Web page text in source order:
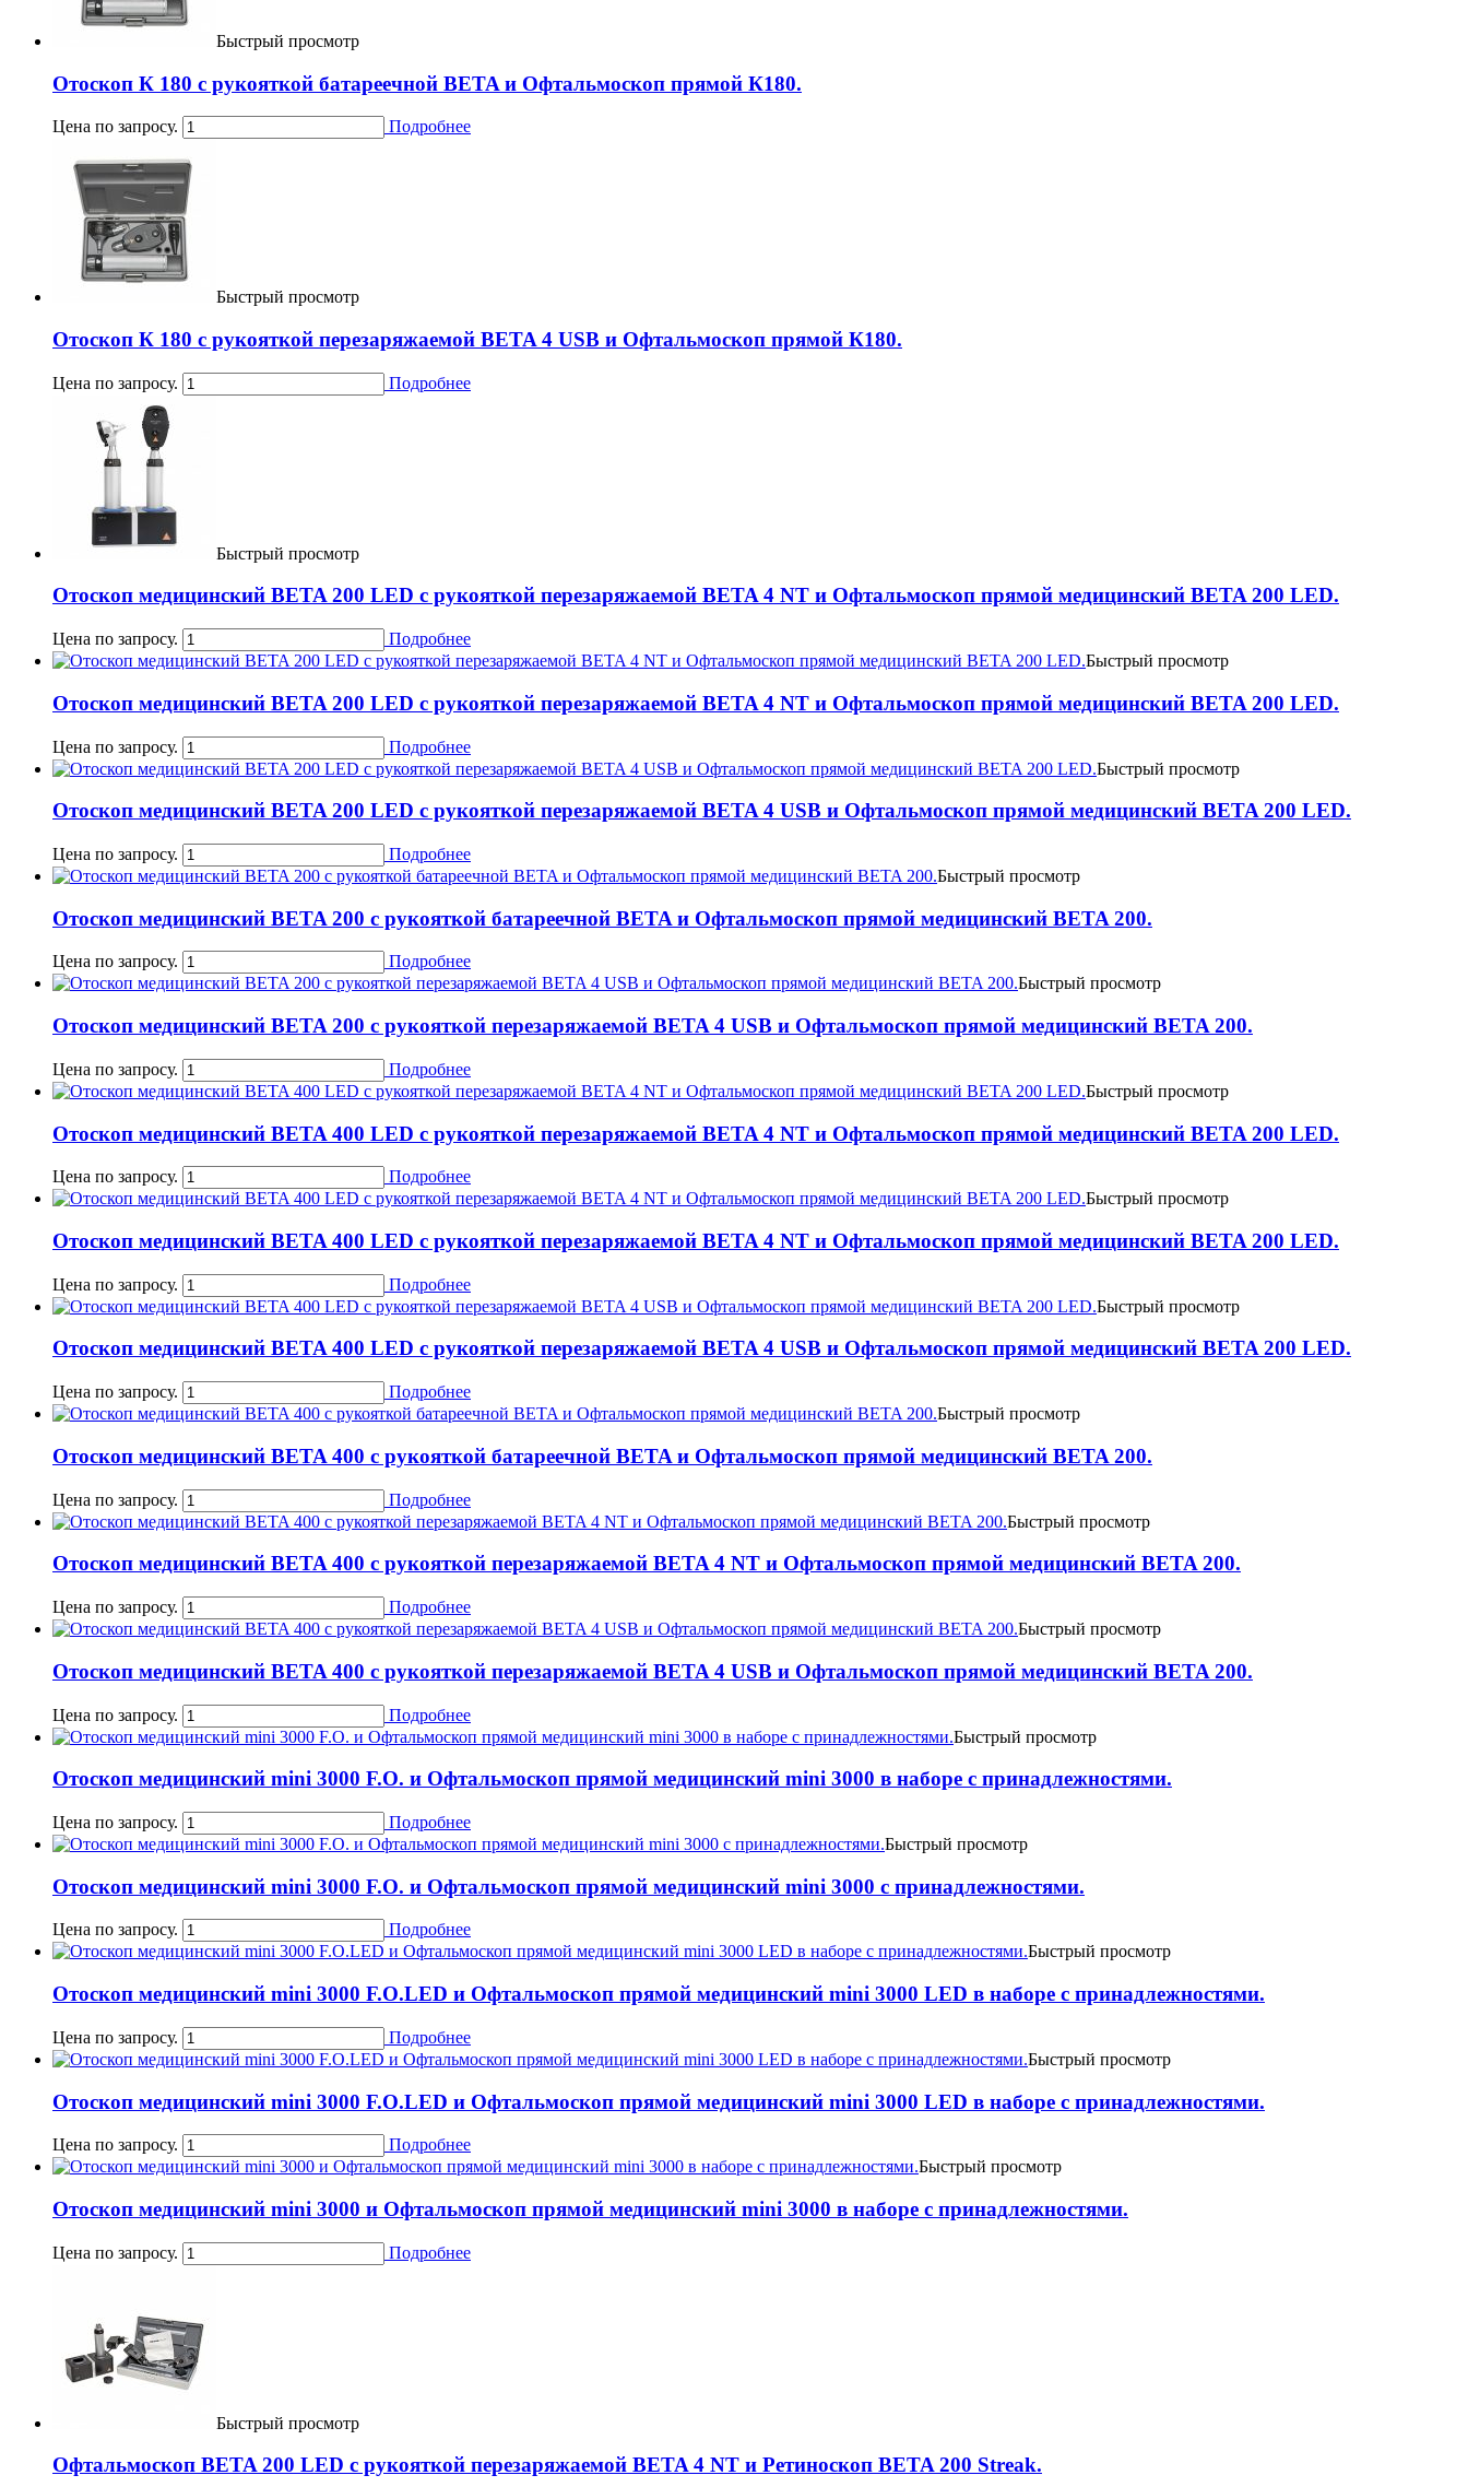
Быстрый просмотр
Отоскоп К 180 с рукояткой батареечной BETA и Офтальмоскоп прямой К180.
Цена по запросу. Подробнее
Быстрый просмотр
Отоскоп К 180 с рукояткой перезаряжаемой BETA 4 USB и Офтальмоскоп прямой К180.
Цена по запросу. Подробнее
Быстрый просмотр
Отоскоп медицинский BETA 200 LED с рукояткой перезаряжаемой BETA 4 NT и Офтальмоскоп прямой медицинский BETA 200 LED.
Цена по запросу.
Подробнее
Быстрый просмотр
Отоскоп медицинский BETA 200 LED с рукояткой перезаряжаемой BETA 4 NT и Офтальмоскоп прямой медицинский BETA 200 LED.
Цена по запросу.
Подробнее
Быстрый просмотр
Отоскоп медицинский BETA 200 LED с рукояткой перезаряжаемой BETA 4 USB и Офтальмоскоп прямой медицинский BETA 200 LED.
Цена по запросу.
Подробнее
Быстрый просмотр
Отоскоп медицинский BETA 200 с рукояткой батареечной BETA и Офтальмоскоп прямой медицинский BETA 200.
Цена по запросу.
Подробнее
Быстрый просмотр
Отоскоп медицинский BETA 200 с рукояткой перезаряжаемой BETA 4 USB и Офтальмоскоп прямой медицинский BETA 200.
Цена по запросу.
Подробнее
Быстрый просмотр
Отоскоп медицинский BETA 400 LED с рукояткой перезаряжаемой BETA 4 NT и Офтальмоскоп прямой медицинский BETA 200 LED.
Цена по запросу.
Подробнее
Быстрый просмотр
Отоскоп медицинский BETA 400 LED с рукояткой перезаряжаемой BETA 4 NT и Офтальмоскоп прямой медицинский BETA 200 LED.
Цена по запросу.
Подробнее
Быстрый просмотр
Отоскоп медицинский BETA 400 LED с рукояткой перезаряжаемой BETA 4 USB и Офтальмоскоп прямой медицинский BETA 200 LED.
Цена по запросу.
Подробнее
Быстрый просмотр
Отоскоп медицинский BETA 400 с рукояткой батареечной BETA и Офтальмоскоп прямой медицинский BETA 200.
Цена по запросу.
Подробнее
Быстрый просмотр
Отоскоп медицинский BETA 400 с рукояткой перезаряжаемой BETA 4 NT и Офтальмоскоп прямой медицинский BETA 200.
Цена по запросу.
Подробнее
Быстрый просмотр
Отоскоп медицинский BETA 400 с рукояткой перезаряжаемой BETA 4 USB и Офтальмоскоп прямой медицинский BETA 200.
Цена по запросу.
Подробнее
Быстрый просмотр
Отоскоп медицинский mini 3000 F.O. и Офтальмоскоп прямой медицинский mini 3000 в наборе c принадлежностями.
Цена по запросу.
Подробнее
Быстрый просмотр
Отоскоп медицинский mini 3000 F.O. и Офтальмоскоп прямой медицинский mini 3000 c принадлежностями.
Цена по запросу.
Подробнее
Быстрый просмотр
Отоскоп медицинский mini 3000 F.O.LED и Офтальмоскоп прямой медицинский mini 3000 LED в наборе c принадлежностями.
Цена по запросу.
Подробнее
Быстрый просмотр
Отоскоп медицинский mini 3000 F.O.LED и Офтальмоскоп прямой медицинский mini 3000 LED в наборе c принадлежностями.
Цена по запросу.
Подробнее
Быстрый просмотр
Отоскоп медицинский mini 3000 и Офтальмоскоп прямой медицинский mini 3000 в наборе c принадлежностями.
Цена по запросу. Подробнее
Быстрый просмотр
Офтальмоскоп BETA 200 LED с рукояткой перезаряжаемой BETA 4 NT и Ретиноскоп BETA 200 Streak.